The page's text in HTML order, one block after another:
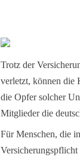
Trotz der
verletzt, können die
die Opfer solcher
Mitglieder die
Für Menschen, die